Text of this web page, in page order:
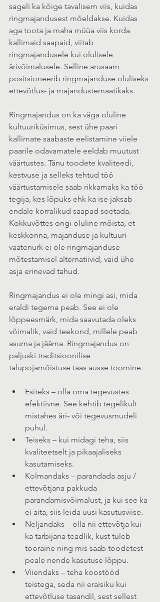
sageli ka kõige tavalisem viis, kuidas
ringmajandusest mõeldakse. Kuidas
aga toota ja maha müüa viis korda
kallimaid saapaid, viitab
ringmajandusele kui olulisele
ärivõimalusele. Selline arusaam
positsioneerib ringmajanduse oluliseks
ettevõtlus- ja majandustemaatikaks.
Ringmajandus on ka väga oluline
kultuuriküsimus, sest ühe paari
kallimate saabaste eelistamine viiele
paarile odavamatele eeldab muutust
väärtustes. Tänu toodete kvaliteedi,
kestvuse ja selleks tehtud töö
väärtustamisele saab rikkamaks ka töö
tegija, kes lõpuks ehk ka ise jaksab
endale korralikud saapad soetada.
Kokkuvõttes ongi oluline mõista, et
keskkonna, majanduse ja kultuuri
vaatenurk ei ole ringmajanduse
mõtestamisel alternatiivid, vaid ühe
asja erinevad tahud.
Ringmajandus ei ole mingi asi, mida
eraldi tegema peab. See ei ole
lõppeesmärk, mida saavutada oleks
võimalik, vaid teekond, millele peab
asuma ja jääma. Ringmajandus on
paljuski traditsioonilise
talupojamõistuse taas ausse toomine.
Esiteks – olla oma tegevustes
efektiivne. See kehtib tegelikult
mistahes äri- või tegevusmudeli
puhul.
Teiseks – kui midagi teha, siis
kvaliteetselt ja pikaajaliseks
kasutamiseks.
Kolmandaks – parandada asju /
ettevõtjana pakkuda
parandamisvõimalust, ja kui see ka
ei aita, siis leida uusi kasutusviise.
Neljandaks – olla nii ettevõtja kui
ka tarbijana teadlik, kust tuleb
tooraine ning mis saab toodetest
peale nende kasutuse lõppu.
Viiendaks – teha koostööd
teistega, seda nii eraisiku kui
ettevõtluse tasandil, sest sellest